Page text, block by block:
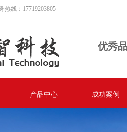
线：17719203805
优秀
产品中心 成功案例